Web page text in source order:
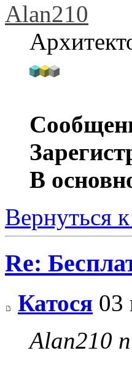
Alan210
В
Вернуться
Re:
Катося 03
Alan210